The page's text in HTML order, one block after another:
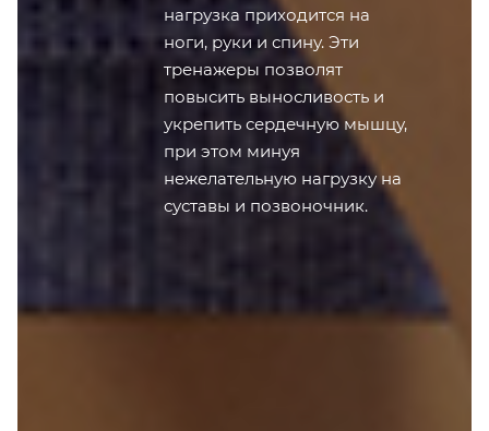
нагрузка приходится на
ноги, руки и спину. Эти
тренажеры позволят
повысить выносливость и
укрепить сердечную мышцу,
при этом минуя
нежелательную нагрузку на
суставы и позвоночник.